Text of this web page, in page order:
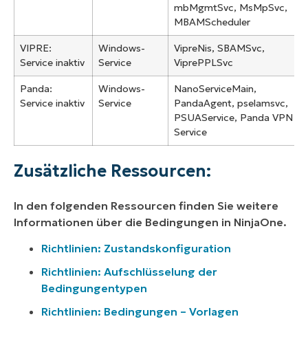
mbMgmtSvc, MsMpSvc,
MBAMScheduler
VIPRE:
Service inaktiv
Windows-
Service
VipreNis, SBAMSvc,
ViprePPLSvc
Panda:
Service inaktiv
Windows-
Service
NanoServiceMain,
PandaAgent, pselamsvc,
PSUAService, Panda VPN
Service
Zusätzliche Ressourcen:
In den folgenden Ressourcen finden Sie weitere
Informationen über die Bedingungen in NinjaOne.
Richtlinien: Zustandskonfiguration
Richtlinien: Aufschlüsselung der
Bedingungentypen
Richtlinien: Bedingungen – Vorlagen